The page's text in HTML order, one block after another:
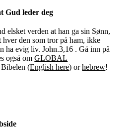
Gud leder deg
elsket verden at han ga sin Sønn,
hver den som tror på ham, ikke
ha evig liv. John.3,16 . Gå inn på
også omGLOBAL
(English here) orhebrew!